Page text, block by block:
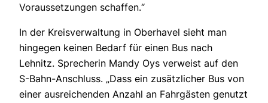
Voraussetzungen schaffen.“
In der Kreisverwaltung in Oberhavel sieht man
hingegen keinen Bedarf für einen Bus nach
Lehnitz. Sprecherin Mandy Oys verweist auf den
S-Bahn-Anschluss. „Dass ein zusätzlicher Bus von
einer ausreichenden Anzahl an Fahrgästen genutzt